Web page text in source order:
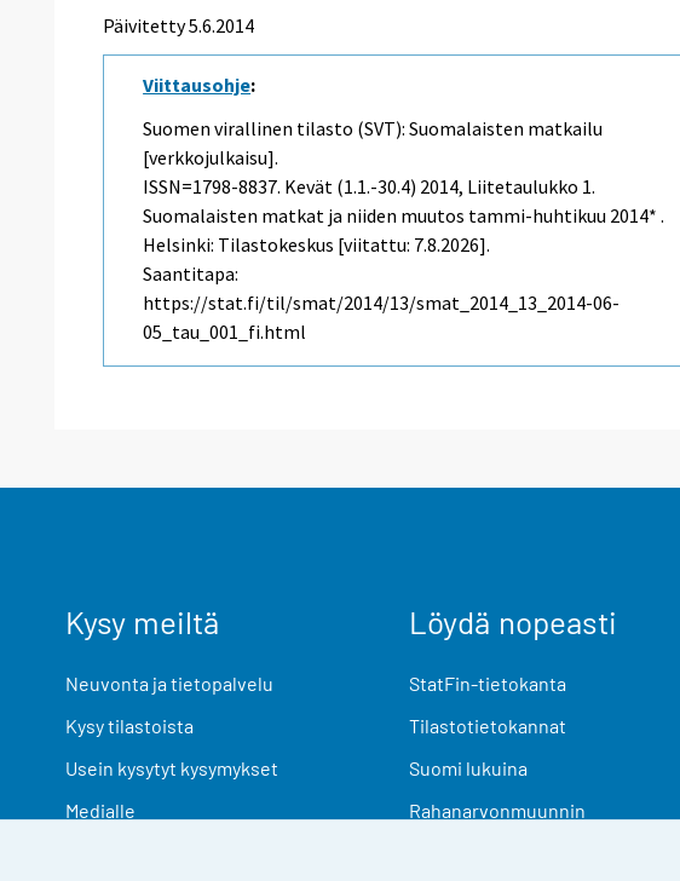
Päivitetty 5.6.2014
Viittausohje:
Suomen virallinen tilasto (SVT): Suomalaisten matkailu
[verkkojulkaisu].
ISSN=1798-8837. Kevät (1.1.-30.4) 2014, Liitetaulukko 1.
Suomalaisten matkat ja niiden muutos tammi-huhtikuu 2014* .
Helsinki: Tilastokeskus [viitattu: 7.8.2026].
Saantitapa:
https://stat.fi/til/smat/2014/13/smat_2014_13_2014-06-
05_tau_001_fi.html
Kysy meiltä
Neuvonta ja tietopalvelu
Kysy tilastoista
Usein kysytyt kysymykset
Medialle
Löydä nopeasti
StatFin-tietokanta
Tilastotietokannat
Suomi lukuina
Rahanarvonmuunnin